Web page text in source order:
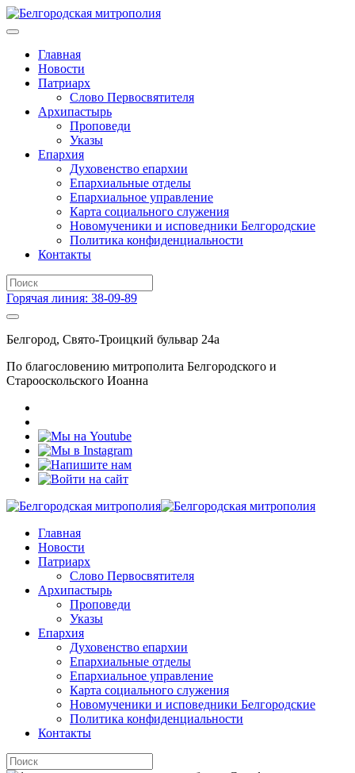
Главная
Новости
Патриарх
Слово Первосвятителя
Архипастырь
Проповеди
Указы
Епархия
Духовенство епархии
Епархиальные отделы
Епархиальное управление
Карта социального служения
Новомученики и исповедники Белгородские
Политика конфиденциальности
Контакты
Горячая линия: 38-09-89
Белгород, Свято-Троицкий бульвар 24а
По благословению митрополита Белгородского и
Старооскольского Иоанна
Главная
Новости
Патриарх
Слово Первосвятителя
Архипастырь
Проповеди
Указы
Епархия
Духовенство епархии
Епархиальные отделы
Епархиальное управление
Карта социального служения
Новомученики и исповедники Белгородские
Политика конфиденциальности
Контакты